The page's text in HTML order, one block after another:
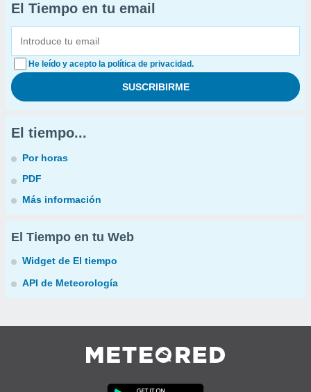
El Tiempo en tu email
He leído y acepto la política de privacidad.
El tiempo...
Por horas
PDF
Más información
El Tiempo en tu Web
Widget de El tiempo
API de Meteorología